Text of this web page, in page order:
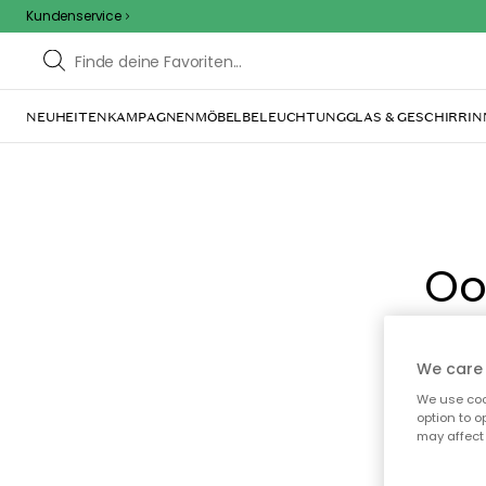
Kundenservice
NEUHEITENKAMPAGNENMÖBELBELEUCHTUNGGLAS & GESCHIRR
We
We use
option to
may affect